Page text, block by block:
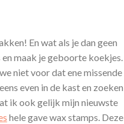
En wat als je dan geen
maak je geboorte koekjes.
niet voor dat ene missende
even in de kast en zoeken
ik ook gelijk mijn nieuwste
hele gave wax stamps. Deze